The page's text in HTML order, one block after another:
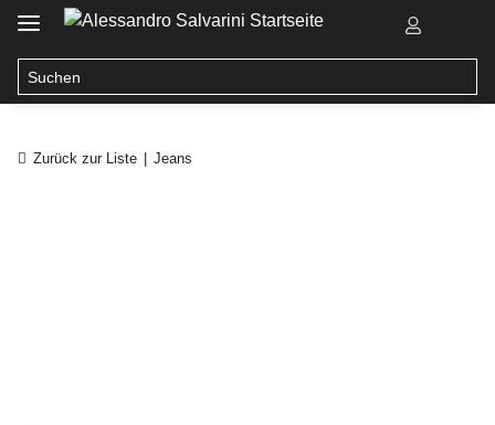
Zurück zur Liste Jeans